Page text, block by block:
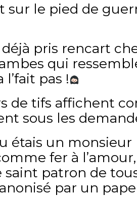
sur le pied de
pris rencart
qui
l’fait pas !
de tifs affichent
sous les
étais un
fer à
saint patron de
par un